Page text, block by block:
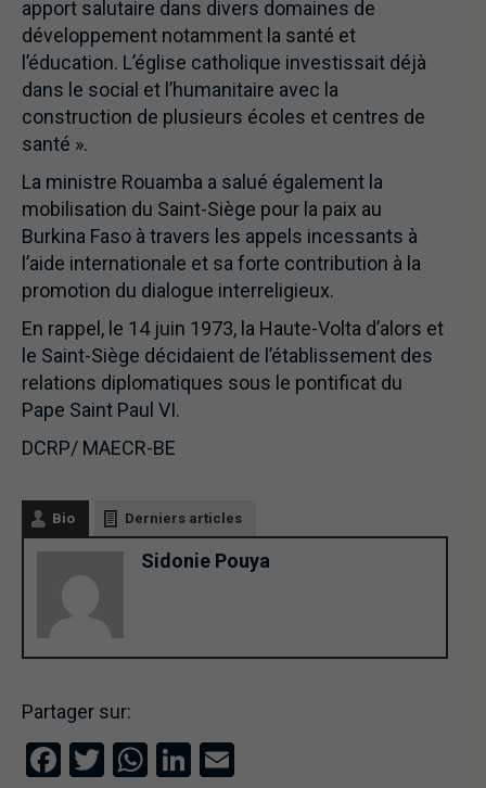
apport salutaire dans divers domaines de
développement notamment la santé et
l’éducation. L’église catholique investissait déjà
dans le social et l’humanitaire avec la
construction de plusieurs écoles et centres de
santé ».
La ministre Rouamba a salué également la
mobilisation du Saint-Siège pour la paix au
Burkina Faso à travers les appels incessants à
l’aide internationale et sa forte contribution à la
promotion du dialogue interreligieux.
En rappel, le 14 juin 1973, la Haute-Volta d’alors et
le Saint-Siège décidaient de l’établissement des
relations diplomatiques sous le pontificat du
Pape Saint Paul VI.
DCRP/ MAECR-BE
Bio Derniers articles
Sidonie Pouya
Partager sur:
Facebook
Twitter
WhatsApp
LinkedIn